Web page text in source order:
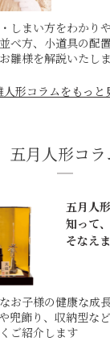
しまい方をわかり
べ方、小道具の配
雛様を解説いたしま
人形コラムをもっと
五月人形コラ
五月人
知って
そなえ
お子様の健康な成
兜飾り、収納型な
ご紹介します